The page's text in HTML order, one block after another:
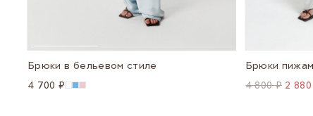
Брюки в бельевом стиле
4 700 ₽
Брюки
4 800 ₽ 2